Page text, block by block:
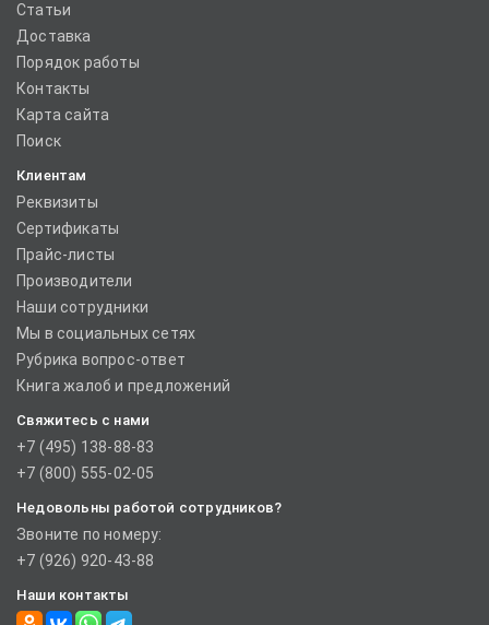
Статьи
Доставка
Порядок работы
Контакты
Карта сайта
Поиск
Клиентам
Реквизиты
Сертификаты
Прайс-листы
Производители
Наши сотрудники
Мы в социальных сетях
Рубрика вопрос-ответ
Книга жалоб и предложений
Свяжитесь с нами
+7 (495) 138-88-83
+7 (800) 555-02-05
Недовольны работой сотрудников?
Звоните по номеру:
+7 (926) 920-43-88
Наши контакты